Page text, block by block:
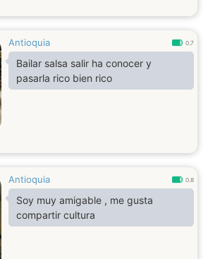
Antioquia 0.7
Bailar salsa salir ha conocer y
pasarla rico bien rico
Antioquia 0.8
Soy muy amigable , me gusta
compartir cultura